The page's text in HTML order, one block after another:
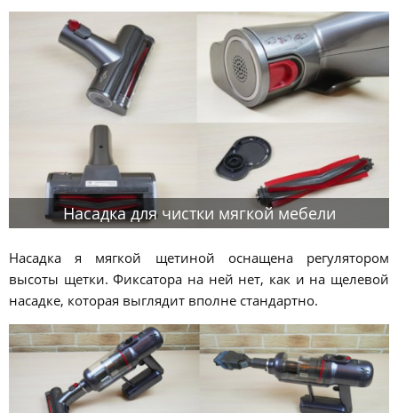
Насадка для чистки мягкой мебели
Насадка я мягкой щетиной оснащена регулятором
высоты щетки. Фиксатора на ней нет, как и на щелевой
насадке, которая выглядит вполне стандартно.